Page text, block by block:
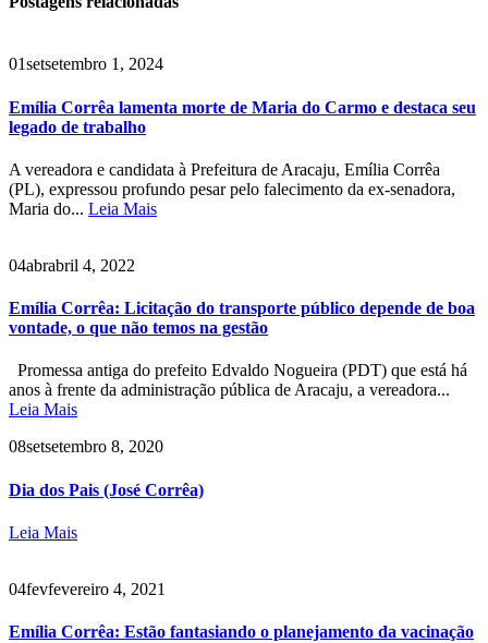
01setsetembro 1, 2024
Emília Corrêa lamenta morte de Maria do Carmo e destaca seu
legado de trabalho
A vereadora e candidata à Prefeitura de Aracaju, Emília Corrêa
(PL), expressou profundo pesar pelo falecimento da ex-senadora,
Maria do... Leia Mais
04abrabril 4, 2022
Emília Corrêa: Licitação do transporte público depende de boa
vontade, o que não temos na gestão
Promessa antiga do prefeito Edvaldo Nogueira (PDT) que está há
anos à frente da administração pública de Aracaju, a vereadora...
Leia Mais
08setsetembro 8, 2020
Dia dos Pais (José Corrêa)
Leia Mais
04fevfevereiro 4, 2021
Emília Corrêa: Estão fantasiando o planejamento da vacinação